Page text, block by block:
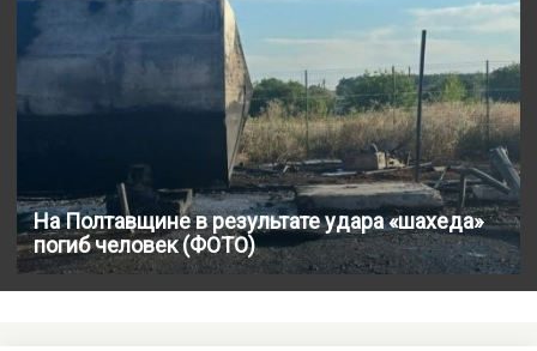
На Полтавщине в результате удара «шахеда»
погиб человек (ФОТО)